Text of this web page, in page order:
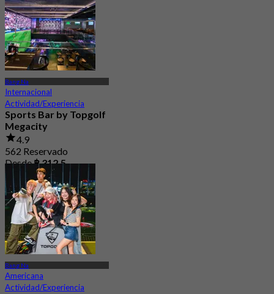
Bang Na
Internacional
Actividad/Experiencia
Sports Bar by Topgolf
Megacity
4.9
562 Reservado
Desde฿ 312.5
Bang Na
Americana
Actividad/Experiencia